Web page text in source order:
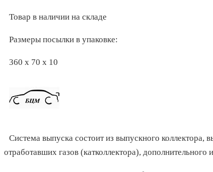
Товар в наличии на складе
Размеры посылки в упаковке:
360 x 70 x 10
Система выпуска состоит из выпускного коллектора,
отработавших газов (катколлектора),